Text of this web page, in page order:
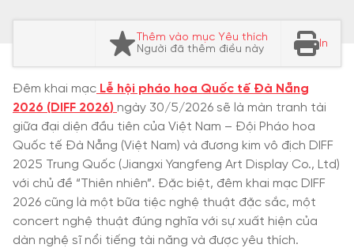
Thêm vào mục Yêu thích
Người đã thêm điều này
In
Lễ hội pháo hoa Quốc tế Đà Nẵng
ngày 30/5/2026 sẽ là màn tranh tài
giữa đại diện đầu tiên của Việt Nam – Đội Pháo hoa
Quốc tế Đà Nẵng (Việt Nam) và đương kim vô địch DIFF
2025 Trung Quốc (Jiangxi Yangfeng Art Display Co., Ltd)
với chủ đề “Thiên nhiên”. Đặc biệt, đêm khai mạc DIFF
2026 cũng là một bữa tiệc nghệ thuật đặc sắc, một
concert nghệ thuật đúng nghĩa với sự xuất hiện của
dàn nghệ sĩ nổi tiếng tài năng và được yêu thích.